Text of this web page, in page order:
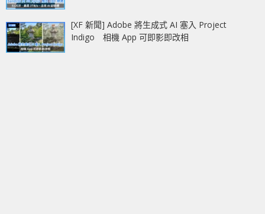
[XF 新聞] Adobe 將生成式 AI 塞入 Project
Indigo 相機 App 可即影即改相